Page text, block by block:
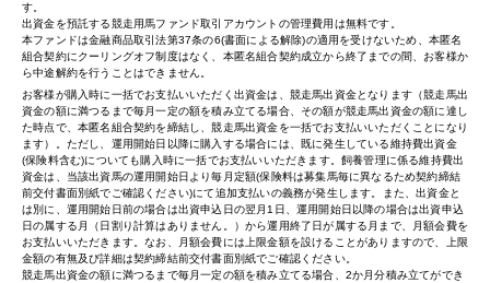
す。
出資金を預託する競走用馬ファンド取引アカウントの管理費用は無料です。
本ファンドは金融商品取引法第37条の6(書面による解除)の適用を受けないため、本匿名
組合契約にクーリングオフ制度はなく、本匿名組合契約成立から終了までの間、お客様か
ら中途解約を行うことはできません。
お客様が購入時に一括でお支払いいただく出資金は、競走馬出資金となります（競走馬出
資金の額に満つるまで毎月一定の額を積み立てる場合、その額が競走馬出資金の額に達し
た時点で、本匿名組合契約を締結し、競走馬出資金を一括でお支払いいただくことになり
ます）。ただし、運用開始日以降に購入する場合には、既に発生している維持費出資金
(保険料含む)についても購入時に一括でお支払いいただきます。飼養管理に係る維持費出
資金は、当該出資馬の運用開始日より毎月定額(保険料は募集馬毎に異なるため契約締結
前交付書面別紙でご確認ください)にて追加支払いの義務が発生します。また、出資金と
は別に、運用開始日前の場合は出資申込日の翌月1日、運用開始日以降の場合は出資申込
日の属する月（日割り計算はありません。）から運用終了日が属する月まで、月額会費を
お支払いいただきます。なお、月額会費には上限金額を設けることがありますので、上限
金額の有無及び詳細は契約締結前交付書面別紙でご確認ください。
競走馬出資金の額に満つるまで毎月一定の額を積み立てる場合、2か月分積み立てができ